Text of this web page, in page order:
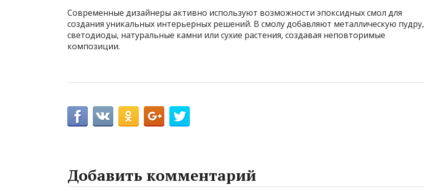
Современные дизайнеры активно используют возможности эпоксидных смол для
создания уникальных интерьерных решений. В смолу добавляют металлическую пудру,
светодиоды, натуральные камни или сухие растения, создавая неповторимые
композиции.
Добавить комментарий